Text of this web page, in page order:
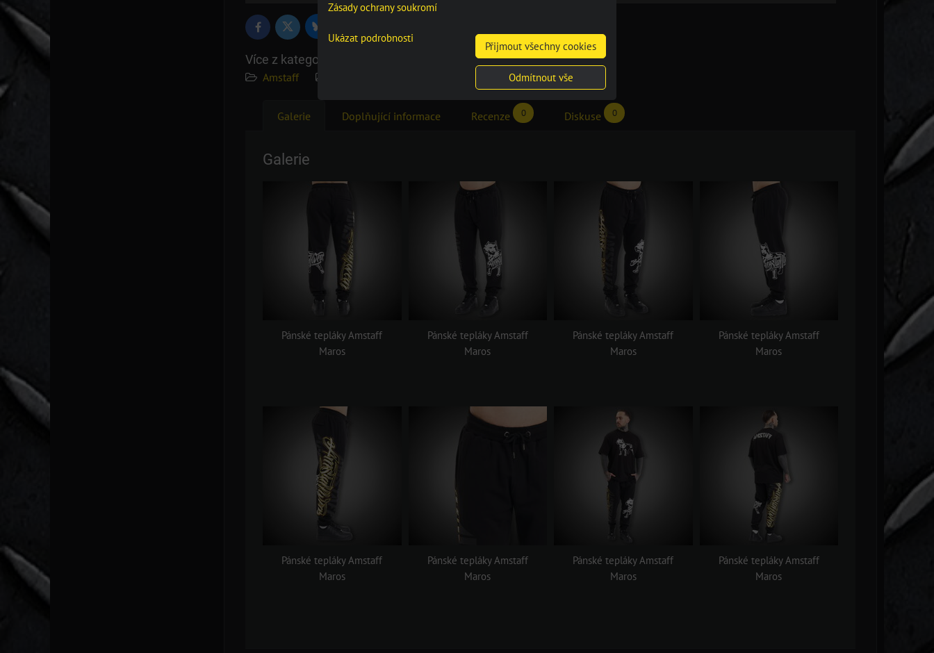
FacebookTwitter Bluesky
mail
Více z kategorie
Amstaff
Galerie Doplňující informace Recenze 0 Diskuse 0
Galerie
Pánské tepláky Amstaff
Maros
Pánské tepláky Amstaff
Maros
Pánské tepláky Amstaff
Maros
Pánské tepláky Amstaff
Maros
Pánské tepláky Amstaff
Maros
Pánské tepláky Amstaff
Maros
Pánské tepláky Amstaff
Maros
Pánské tepláky Amstaff
Maros
Zásady ochrany soukromí
Ukázat podrobnosti
Přijmout všechny cookies
Odmítnout vše